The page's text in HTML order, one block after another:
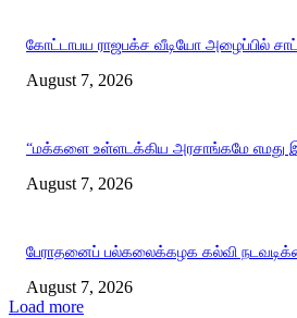
கோட்டாபய ராஜபக்ச வீடியோ அழைப்பில்
August 7, 2026
“மக்களை உள்ளடக்கிய அரசாங்கமே எமது
August 7, 2026
பேராதனைப் பல்கலைக்கழக கல்வி
August 7, 2026
Load more